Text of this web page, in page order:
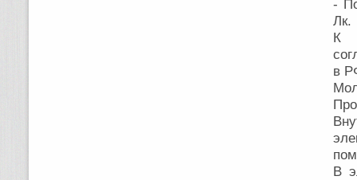
-
Лк.
К
в
В